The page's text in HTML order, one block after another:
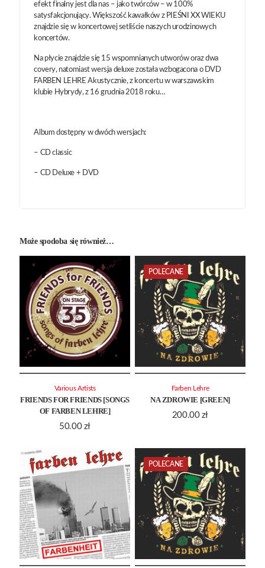
efekt finalny jest dla nas – jako twórców – w 100%
satysfakcjonujący. Większość kawałków z PIEŚNI XX WIEKU
znajdzie się w koncertowej setliście naszych urodzinowych
koncertów.
Na płycie znajdzie się 15 wspomnianych utworów oraz dwa
covery, natomiast wersja deluxe została wzbogacona o DVD
FARBEN LEHRE Akustycznie, z koncertu w warszawskim
klubie Hybrydy, z 16 grudnia 2018 roku…
Album dostępny w dwóch wersjach:
– CD classic
– CD Deluxe + DVD
Może spodoba się również…
FRIENDS FOR FRIENDS [SONGS
OF FARBEN LEHRE]
50.00 zł
Various Artists
POLECANE
NA ZDROWIE [GREEN]
200.00 zł
Farben Lehre
POLECANE